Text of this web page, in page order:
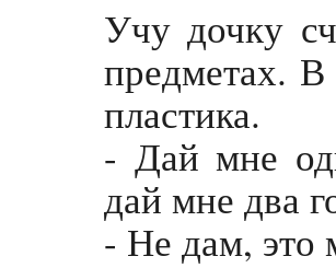
Учу дочку
предметах. В
пластика.
- Дай мне
дай мне два
- Не дам, это